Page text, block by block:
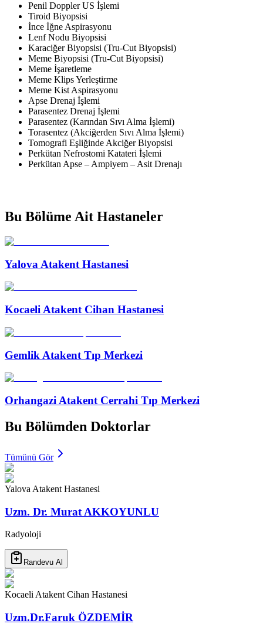
Penil Doppler US İşlemi
Tiroid Biyopsisi
İnce İğne Aspirasyonu
Lenf Nodu Biyopsisi
Karaciğer Biyopsisi (Tru-Cut Biyopsisi)
Meme Biyopsisi (Tru-Cut Biyopsisi)
Meme İşaretleme
Meme Klips Yerleştirme
Meme Kist Aspirasyonu
Apse Drenaj İşlemi
Parasentez Drenaj İşlemi
Parasentez (Karından Sıvı Alma İşlemi)
Torasentez (Akciğerden Sıvı Alma İşlemi)
Tomografi Eşliğinde Akciğer Biyopsisi
Perkütan Nefrostomi Katateri İşlemi
Perkütan Apse – Ampiyem – Asit Drenajı
Bu Bölüme Ait Hastaneler
Yalova Atakent Hastanesi
Kocaeli Atakent Cihan Hastanesi
Gemlik Atakent Tıp Merkezi
Orhangazi Atakent Cerrahi Tıp Merkezi
Bu Bölümden Doktorlar
Tümünü Gör
Yalova Atakent Hastanesi
Uzm. Dr. Murat AKKOYUNLU
Radyoloji
Randevu Al
Kocaeli Atakent Cihan Hastanesi
Uzm.Dr.Faruk ÖZDEMİR